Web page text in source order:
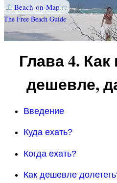
⛱ Beach-on-Map.ru
The Free Beach Guide
Глава 4.
дешевле,
Введение
Куда ехать?
Когда ехать?
Как дешевле